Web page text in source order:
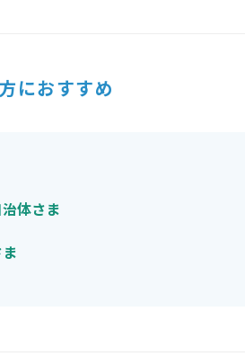
におすすめ
体さま